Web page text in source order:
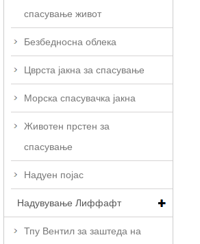
спасување живот
Безбедносна облека
Цврста јакна за спасување
Морска спасувачка јакна
Животен прстен за
спасување
Надуен појас
Надувување Лиффафт
Тпу Вентил за заштеда на